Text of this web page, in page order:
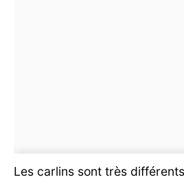
Les carlins sont très